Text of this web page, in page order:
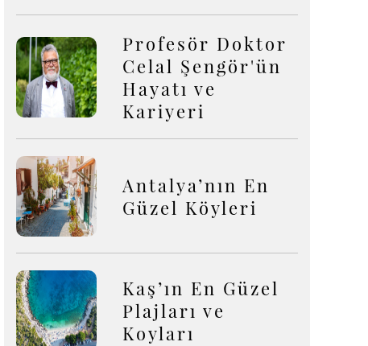
Profesör Doktor
Celal Şengör'ün
Hayatı ve
Kariyeri
Antalya’nın En
Güzel Köyleri
Kaş’ın En Güzel
Plajları ve
Koyları